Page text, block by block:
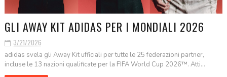
GLI AWAY KIT ADIDAS PER I MONDIALI 2026
3/21/2026
adidas svela gli Away Kit ufficiali per tutte le 25 federazioni partner,
incluse le 13 nazioni qualificate per la FIFA World Cup 2026™. Atti...